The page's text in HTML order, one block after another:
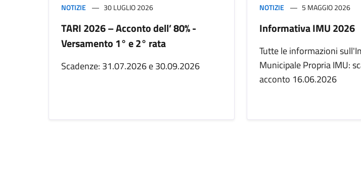
NOTIZIE 30 LUGLIO 2026
TARI 2026 – Acconto dell’ 80% -
Versamento 1° e 2° rata
Scadenze: 31.07.2026 e 30.09.2026
NOTIZIE 5 MAGGIO 2026
Informativa IMU 2026
Tutte le informazioni
Municipale Propria IMU:
acconto 16.06.2026